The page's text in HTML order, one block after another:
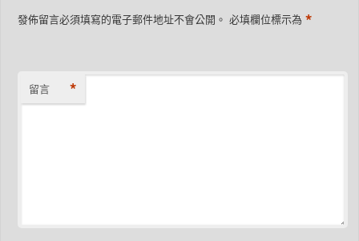
發佈留言必須填寫的電子郵件地址不會公開。 必填欄位標示為*
留言 *